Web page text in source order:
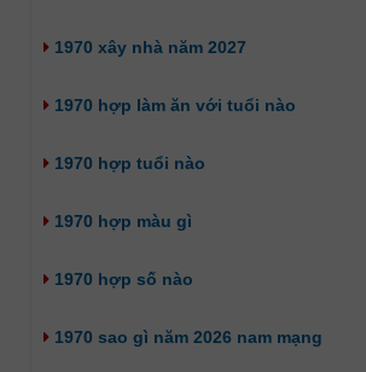
1970 xây nhà năm 2027
1970 hợp làm ăn với tuổi nào
1970 hợp tuổi nào
1970 hợp màu gì
1970 hợp số nào
1970 sao gì năm 2026 nam mạng